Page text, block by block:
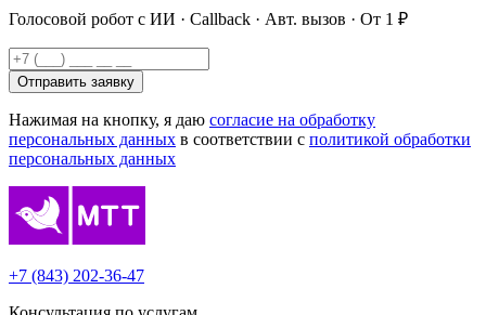
Голосовой робот с ИИ · Callback · Авт. вызов · От 1 ₽
Отправить заявку
Нажимая на кнопку, я даю согласие на обработку
персональных данных в соответствии с политикой обработки
персональных данных
+7 (843) 202-36-47